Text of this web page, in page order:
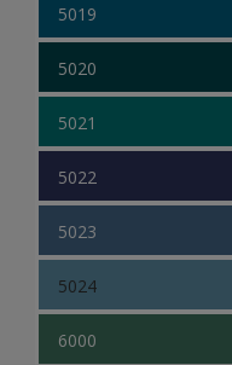
5019
5020
5021
5022
5023
5024
6000